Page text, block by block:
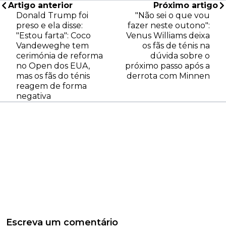
Artigo anterior
Donald Trump foi
preso e ela disse:
"Estou farta": Coco
Vandeweghe tem
cerimónia de reforma
no Open dos EUA,
mas os fãs do ténis
reagem de forma
negativa
Próximo artigo
"Não sei o que vou
fazer neste outono":
Venus Williams deixa
os fãs de ténis na
dúvida sobre o
próximo passo após a
derrota com Minnen
Escreva um comentário